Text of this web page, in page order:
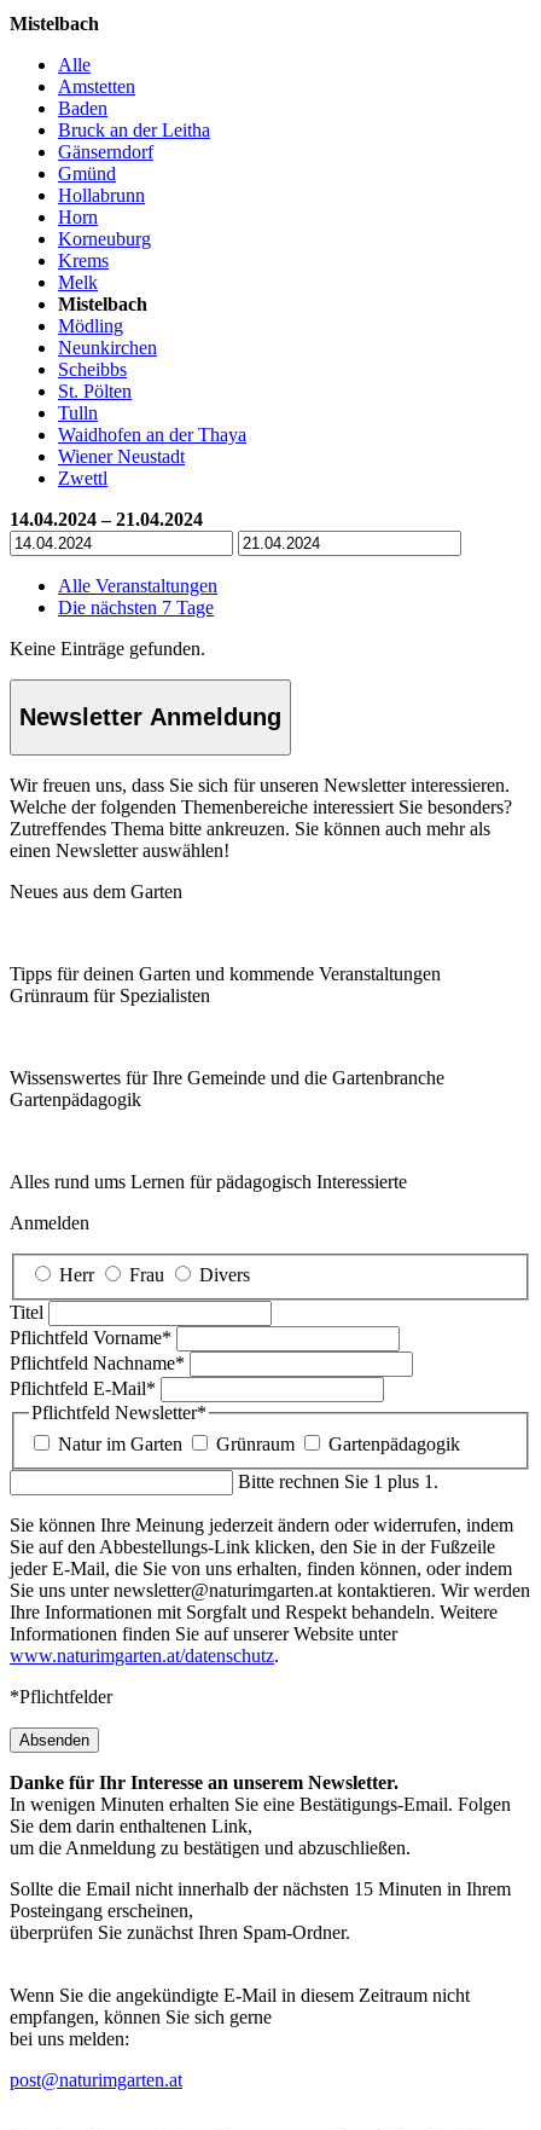
Mistelbach
Alle
Amstetten
Baden
Bruck an der Leitha
Gänserndorf
Gmünd
Hollabrunn
Horn
Korneuburg
Krems
Melk
Mistelbach
Mödling
Neunkirchen
Scheibbs
St. Pölten
Tulln
Waidhofen an der Thaya
Wiener Neustadt
Zwettl
14.04.2024 – 21.04.2024
Alle Veranstaltungen
Die nächsten 7 Tage
Keine Einträge gefunden.
Newsletter Anmeldung
Wir freuen uns, dass Sie sich für unseren Newsletter interessieren.
Welche der folgenden Themenbereiche interessiert Sie besonders?
Zutreffendes Thema bitte ankreuzen. Sie können auch mehr als
einen Newsletter auswählen!
Neues aus dem Garten
Tipps für deinen Garten und kommende Veranstaltungen
Grünraum für Spezialisten
Wissenswertes für Ihre Gemeinde und die Gartenbranche
Garten­pädagogik
Alles rund ums Lernen für pädagogisch Interessierte
Anmelden
Herr Frau
Divers
Titel
Pflichtfeld Vorname*
Pflichtfeld Nachname*
Pflichtfeld E-Mail*
Pflichtfeld Newsletter*
Natur im Garten
Grünraum
Gartenpädagogik
Bitte rechnen Sie 1 plus 1.
Sie können Ihre Meinung jederzeit ändern oder widerrufen, indem
Sie auf den Abbestellungs-Link klicken, den Sie in der Fußzeile
jeder E-Mail, die Sie von uns erhalten, finden können, oder indem
Sie uns unter newsletter@naturimgarten.at kontaktieren. Wir werden
Ihre Informationen mit Sorgfalt und Respekt behandeln. Weitere
Informationen finden Sie auf unserer Website unter
www.naturimgarten.at/datenschutz.
*Pflichtfelder
Absenden
Danke für Ihr Interesse an unserem Newsletter.
In wenigen Minuten erhalten Sie eine Bestätigungs-Email. Folgen
Sie dem darin enthaltenen Link,
um die Anmeldung zu bestätigen und abzuschließen.
Sollte die Email nicht innerhalb der nächsten 15 Minuten in Ihrem
Posteingang erscheinen,
überprüfen Sie zunächst Ihren Spam-Ordner.
Wenn Sie die angekündigte E-Mail in diesem Zeitraum nicht
empfangen, können Sie sich gerne
bei uns melden:
post@naturimgarten.at